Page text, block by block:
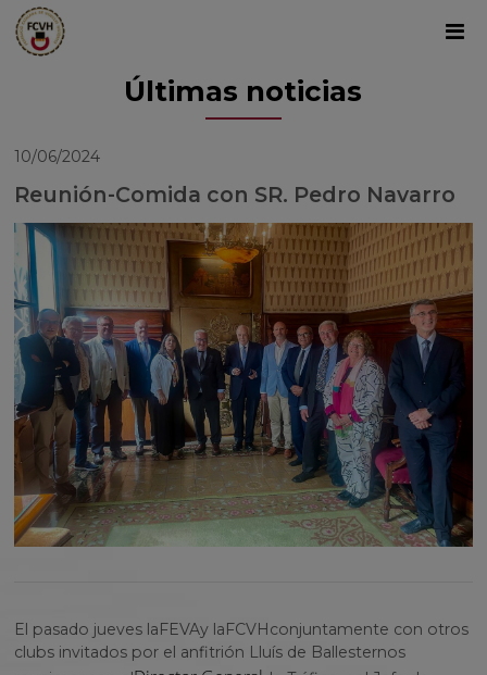
Últimas noticias
10/06/2024
Reunión-Comida con SR. Pedro Navarro
El pasado jueves laFEVAy laFCVHconjuntamente con otros
clubs invitados por el anfitrión Lluís de Ballesternos